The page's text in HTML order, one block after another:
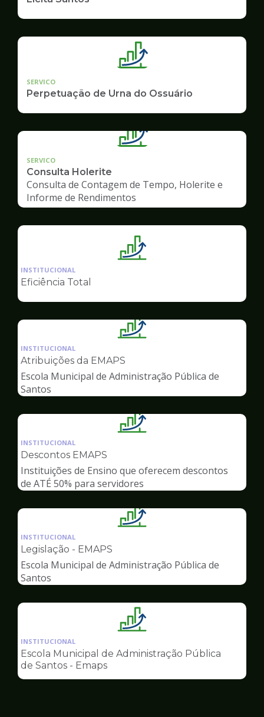
SERVICO
Perpetuação de Urna do Ossuário
SERVICO
Consulta Holerite
Consulta de Contagem de Tempo, Holerite e
Informe de Rendimentos
Ilustração
Gestão
INSTITUCIONAL
Eficiência Total
Ilustração
de
Gestão
INSTITUCIONAL
Atribuições da EMAPS
Escola Municipal de Administração Pública de
Santos
Ilustração
Gestão
INSTITUCIONAL
Descontos EMAPS
Instituições de Ensino que oferecem descontos
de ATÉ 50% para servidores
Ilustração
de
Gestão
INSTITUCIONAL
Legislação - EMAPS
Escola Municipal de Administração Pública de
Santos
Ilustração
pagina
Gestão
INSTITUCIONAL
Escola Municipal de Administração Pública
de Santos - Emaps